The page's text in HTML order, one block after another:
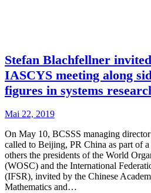
Stefan Blachfellner
IASCYS meeting along
figures in systems
Mai 22, 2019
On May 10, BCSSS managing
called to Beijing, PR China as part of a
others the presidents of the World
(WOSC) and the International
(IFSR), invited by the Chinese
Mathematics and…